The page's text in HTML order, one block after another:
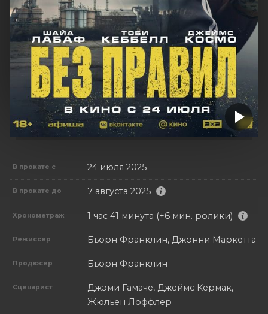
В прокате с 24 июля 2025
В прокате до 7 августа 2025
Хронометраж 1 час 41 минута (+6 мин. ролики)
Режиссер Бьорн Франклин, Джонни Маркетта
Продюсер Бьорн Франклин
Сценарист
Джэми Гамаче, Джеймс Кермак,
Жюльен Лоффлер